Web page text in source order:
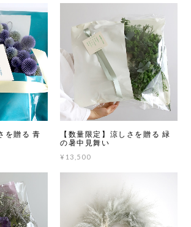
を贈る 青
【数量限定】涼しさを贈る 緑
の暑中見舞い
¥13,500